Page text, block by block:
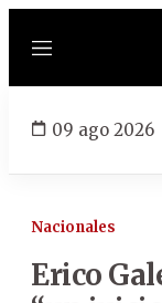
Menú
09 ago 2026
Nacionales
Erico